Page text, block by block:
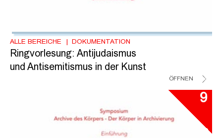
ALLE BEREICHE DOKUMENTATION
Ringvorlesung: Antijudaismus
und Antisemitismus in der Kunst
ÖFFNEN
9